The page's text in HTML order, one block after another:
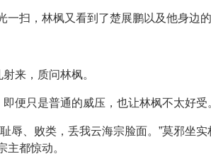
扫，林枫又看到了楚展鹏以及他身边
来，质问林枫。
便只是普通的威压，也让林枫不太好受
辱、败类，丢我云海宗脸面。”莫邪坐
都惊动。